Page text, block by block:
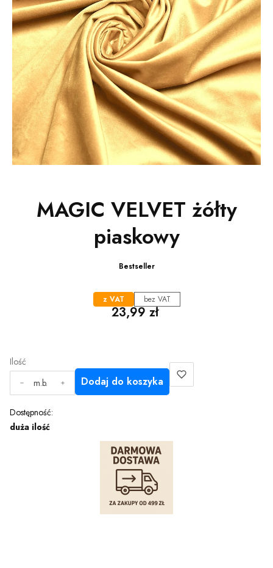
MAGIC VELVET żółty
piaskowy
Bestseller
z VAT bez VAT
Cena
23,99 zł
Ilość
m.b.
Dodaj do koszyka
Dostępność:
duża ilość